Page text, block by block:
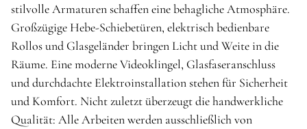
stilvolle Armaturen schaffen eine behagliche Atmosphäre.
Großzügige Hebe-Schiebetüren, elektrisch bedienbare
Rollos und Glasgeländer bringen Licht und Weite in die
Räume. Eine moderne Videoklingel, Glasfaseranschluss
und durchdachte Elektroinstallation stehen für Sicherheit
und Komfort. Nicht zuletzt überzeugt die handwerkliche
Qualität: Alle Arbeiten werden ausschließlich von